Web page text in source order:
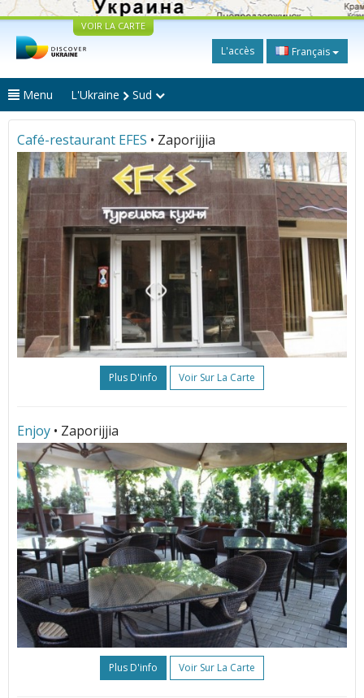
VOIR LA CARTE
L'accès Français
Menu L'Ukraine Sud
Café-restaurant EFES • Zaporijjia
Plus D'info Voir Sur La Carte
Enjoy • Zaporijjia
Plus D'info Voir Sur La Carte